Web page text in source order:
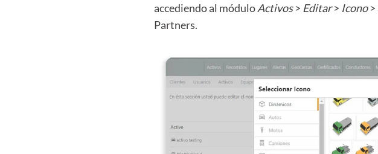
accediendo al móduloActivos > Editar > Icono>
Partners.